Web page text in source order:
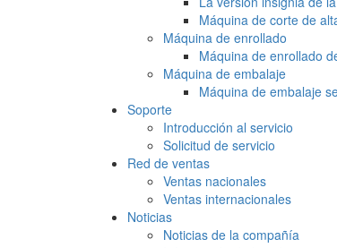
Máquina de corte de
Máquina de enrollado
Máquina de enrollado
Máquina de embalaje
Máquina de embalaje
Soporte
Introducción al servicio
Solicitud de servicio
Red de ventas
Ventas nacionales
Ventas internacionales
Noticias
Noticias de la compañía